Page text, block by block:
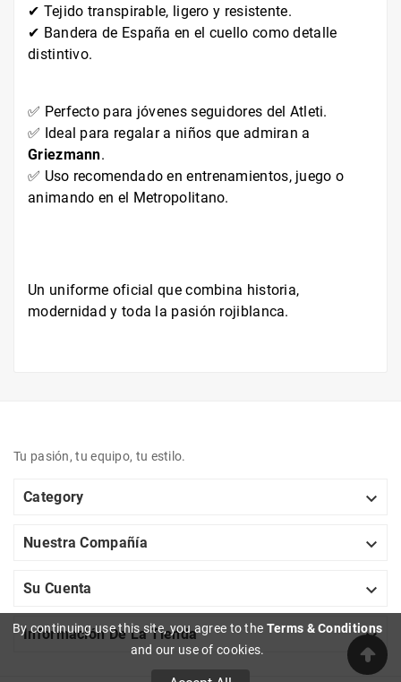
By continuing use this site, you agree to the Terms & Conditions
and our use of cookies.
✔ Tejido transpirable, ligero y resistente.
✔ Bandera de España en el cuello como detalle
distintivo.
✅ Perfecto para jóvenes seguidores del Atleti.
✅ Ideal para regalar a niños que admiran a
Griezmann.
✅ Uso recomendado en entrenamientos, juego o
animando en el Metropolitano.
Un uniforme oficial que combina historia,
modernidad y toda la pasión rojiblanca.
Tu pasión, tu equipo, tu estilo.
Category 
Nuestra Compañía 
Su Cuenta 
Información De La Tienda 